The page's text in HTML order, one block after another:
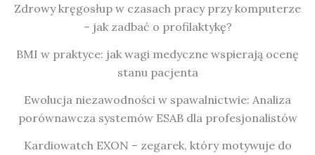
Zdrowy kręgosłup w czasach pracy przy komputerze
– jak zadbać o profilaktykę?
BMI w praktyce: jak wagi medyczne wspierają ocenę
stanu pacjenta
Ewolucja niezawodności w spawalnictwie: Analiza
porównawcza systemów ESAB dla profesjonalistów
Kardiowatch EXON – zegarek, który motywuje do